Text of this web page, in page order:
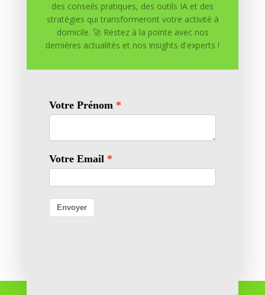
le navigateur pour mon prochain commentaire.
des conseils pratiques, des outils IA et des
stratégies qui transformeront votre activité à
domicile. 🚀 Restez à la pointe avec nos
dernières actualités et nos insights d'experts !